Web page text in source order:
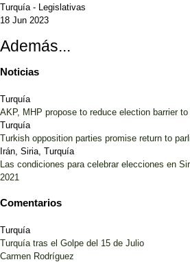
Turquía - Legislativas
18 Jun 2023
Además...
Noticias
Turquía
AKP, MHP propose to reduce election barrier
Turquía
Turkish opposition parties promise return to
Irán, Siria, Turquía
Las condiciones para celebrar elecciones en
2021
Comentarios
Turquía
Turquía tras el Golpe del 15 de Julio
Carmen Rodríguez